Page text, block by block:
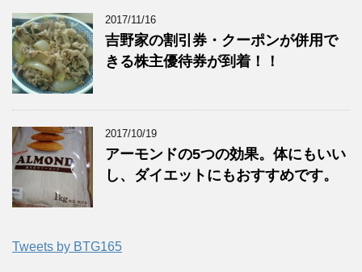
2017/11/16
吉野家の割引券・クーポンが併用で
きる株主優待券が到着！！
2017/10/19
アーモンドの5つの効果。体にもいい
し、ダイエットにもおすすめです。
Tweets by BTG165